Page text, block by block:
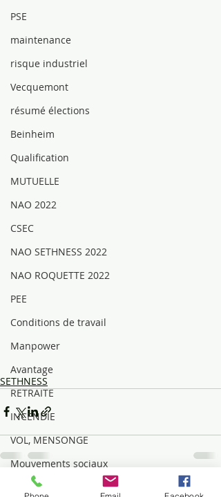
PSE
maintenance
risque industriel
Vecquemont
résumé élections
Beinheim
Qualification
MUTUELLE
NAO 2022
CSEC
NAO SETHNESS 2022
NAO ROQUETTE 2022
PEE
Conditions de travail
Manpower
Avantage
RETRAITE
INCENDIE
VOL, MENSONGE
Mouvements sociaux
DIALOGUE SOCIAL
SETHNESS
Posts récents Voir tout